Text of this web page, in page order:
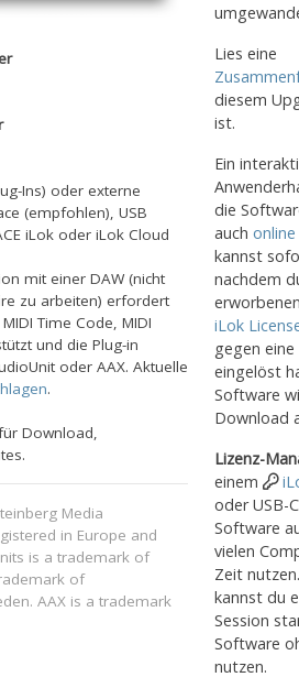
Ins) oder externe
(empfohlen), USB
iLok oder iLok Cloud
mit einer DAW (nicht
zu arbeiten) erfordert
Time Code, MIDI
und die Plug-in
oder AAX. Aktuelle
.
Download,
Media
in Europe and
is a trademark of
of
AAX is a trademark
Lies eine
diesem
ist.
Ein
die
auch
kannst
nachdem
iLok
gegen eine
eingelöst
Software
Download
Lizenz-
einem
oder USB-
Software
vielen
Zeit
kannst du
Session
Software
nutzen.